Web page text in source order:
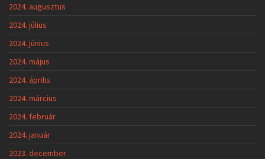
2024. augusztus
2024. július
2024. június
2024. május
2024. április
2024. március
2024. február
2024. január
2023. december